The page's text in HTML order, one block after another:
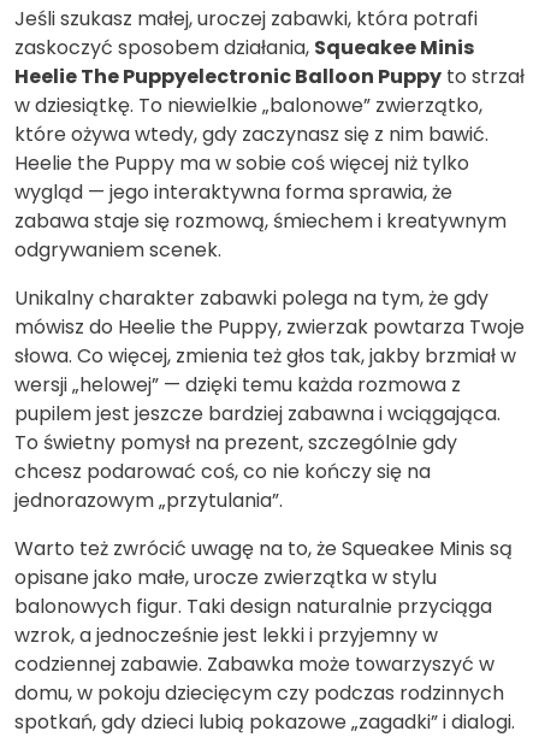
Jeśli szukasz małej, uroczej zabawki, która potrafi
zaskoczyć sposobem działania, Squeakee Minis
Heelie The Puppyelectronic Balloon Puppy to strzał
w dziesiątkę. To niewielkie „balonowe” zwierzątko,
które ożywa wtedy, gdy zaczynasz się z nim bawić.
Heelie the Puppy ma w sobie coś więcej niż tylko
wygląd — jego interaktywna forma sprawia, że
zabawa staje się rozmową, śmiechem i kreatywnym
odgrywaniem scenek.
Unikalny charakter zabawki polega na tym, że gdy
mówisz do Heelie the Puppy, zwierzak powtarza Twoje
słowa. Co więcej, zmienia też głos tak, jakby brzmiał w
wersji „helowej” — dzięki temu każda rozmowa z
pupilem jest jeszcze bardziej zabawna i wciągająca.
To świetny pomysł na prezent, szczególnie gdy
chcesz podarować coś, co nie kończy się na
jednorazowym „przytulania”.
Warto też zwrócić uwagę na to, że Squeakee Minis są
opisane jako małe, urocze zwierzątka w stylu
balonowych figur. Taki design naturalnie przyciąga
wzrok, a jednocześnie jest lekki i przyjemny w
codziennej zabawie. Zabawka może towarzyszyć w
domu, w pokoju dziecięcym czy podczas rodzinnych
spotkań, gdy dzieci lubią pokazowe „zagadki” i dialogi.